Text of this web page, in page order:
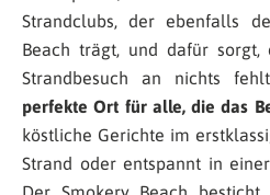
Strandclubs, der ebenfalls
Beach trägt, und dafür
Strandbesuch an nichts
perfekte Ort für alle, die das
köstliche Gerichte im
Strand oder entspannt in